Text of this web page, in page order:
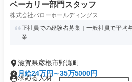
ベーカリー部門スタッフ
株式会社バローホールディングス
正社員での経験者募集｜一般社員で平均
業
滋賀県彦根市野瀬町
月給24万円～35万5000円
求める人材: ┏━━━━━━━━━┓